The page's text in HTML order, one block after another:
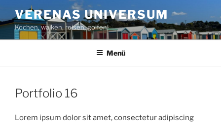
Inhalt
springen
VERENAS UNIVERSUM
Kochen, walken, reisen, golfen!
Menü
Portfolio 16
Lorem ipsum dolor sit amet, consectetur adipiscing